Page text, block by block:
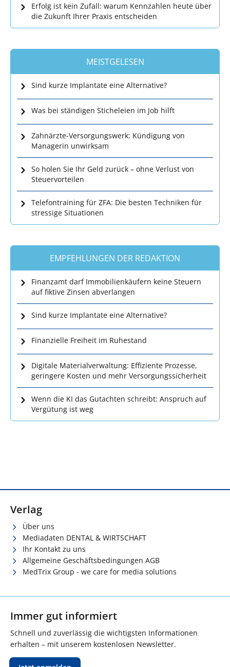
Erfolg ist kein Zufall: warum Kennzahlen heute über
die Zukunft Ihrer Praxis entscheiden
MEISTGELESEN
Sind kurze Implantate eine Alternative?
Was bei ständigen Sticheleien im Job hilft
Zahnärzte-Versorgungswerk: Kündigung von
Managerin unwirksam
So holen Sie Ihr Geld zurück – ohne Verlust von
Steuervorteilen
Telefontraining für ZFA: Die besten Techniken für
stressige Situationen
EMPFEHLUNGEN DER REDAKTION
Finanzamt darf Immobilienkäufern keine Steuern
auf fiktive Zinsen abverlangen
Sind kurze Implantate eine Alternative?
Finanzielle Freiheit im Ruhestand
Digitale Materialverwaltung: Effiziente Prozesse,
geringere Kosten und mehr Versorgungssicherheit
Wenn die KI das Gutachten schreibt: Anspruch auf
Vergütung ist weg
Verlag
Über uns
Mediadaten DENTAL & WIRTSCHAFT
Ihr Kontakt zu uns
Allgemeine Geschäftsbedingungen AGB
MedTrix Group - we care for media solutions
Immer gut informiert
Schnell und zuverlässig die wichtigsten Informationen
erhalten – mit unserem kostenlosen Newsletter.